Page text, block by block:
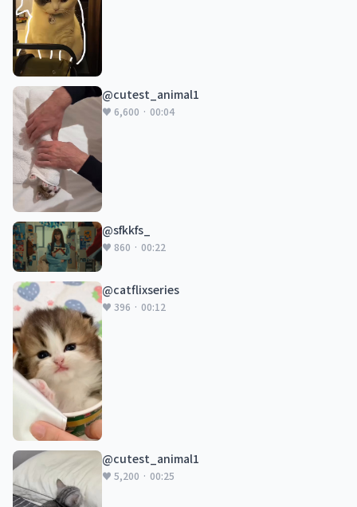
@cutest_animal1
♥ 6,600 · 00:04
@sfkkfs_
♥ 860 · 00:22
@catflixseries
♥ 396 · 00:12
@cutest_animal1
♥ 5,200 · 00:25